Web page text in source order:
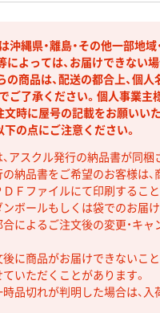
縄県・離島・その他一部地
によっては、お届けできない
商品は、配送の都合上、個
ご了承ください。個人事業主
文時に屋号の記載をお願いいた
下の点にご注意ください。
アスクル発行の納品書が同梱
納品書をご希望のお客様は、
Ｆファイルにて印刷すること
ボールもしくは袋でのお届け
によるご注文後の変更・キャ
に商品がお届けできないこ
いただくことがあります。
品切れが判明した場合は、入